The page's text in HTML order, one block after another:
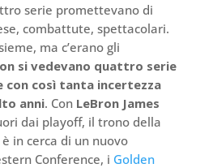
serie promettevano di
combattute, spettacolari.
ma c’erano gli
si vedevano quattro serie
con così tanta incertezza
anni. Con LeBron James
dai playoff, il trono della
in cerca di un nuovo
Conference, i Golden